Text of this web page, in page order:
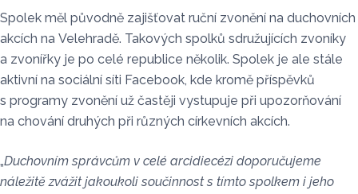
Spolek měl původně zajišťovat ruční zvonění na duchovních
akcích na Velehradě. Takových spolků sdružujících zvoníky
a zvonířky je po celé republice několik. Spolek je ale stále
aktivní na sociální síti Facebook, kde kromě příspěvků
s programy zvonění už častěji vystupuje při upozorňování
na chování druhých při různých církevních akcích.
„Duchovním správcům v celé arcidiecézi doporučujeme
náležitě zvážit jakoukoli součinnost s tímto spolkem i jeho